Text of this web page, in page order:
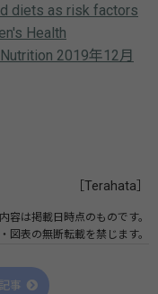
diets as risk factors
Health
2019年12月
［Terahata］
容は掲載日時点のものです。
図表の無断転載を禁じます。
事